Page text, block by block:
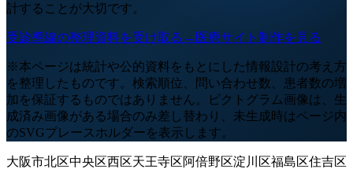
計することが大切です。
受診導線の整理資料を受け取る → 医療サイト制作を見る
※本ページは統計や公的資料をもとにした情報設計の考え方
を整理したものです。検索順位、問い合わせ数、患者数の増
加を保証するものではありません。ピクトグラム画像は、生
成済み画像がある場合のみ差し替わり、未生成時はページ内
のSVGプレースホルダーを表示します。
大阪市北区中央区西区天王寺区阿倍野区淀川区福島区住吉区